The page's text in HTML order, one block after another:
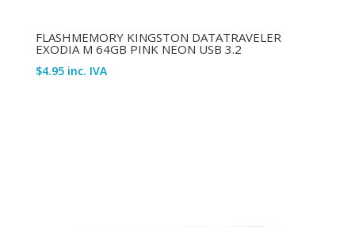
FLASHMEMORY KINGSTON DATATRAVELER
EXODIA M 64GB PINK NEON USB 3.2
$4.95 inc. IVA